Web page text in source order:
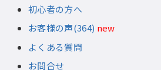
初心者の方へ
お客様の声(364) new
よくある質問
お問合せ